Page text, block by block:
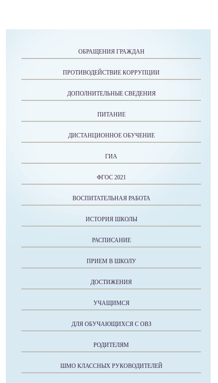
ОБРАЩЕНИЯ ГРАЖДАН
ПРОТИВОДЕЙСТВИЕ КОРРУПЦИИ
ДОПОЛНИТЕЛЬНЫЕ СВЕДЕНИЯ
ПИТАНИЕ
ДИСТАНЦИОННОЕ ОБУЧЕНИЕ
ГИА
ФГОС 2021
ВОСПИТАТЕЛЬНАЯ РАБОТА
ИСТОРИЯ ШКОЛЫ
РАСПИСАНИЕ
ПРИЕМ В ШКОЛУ
ДОСТИЖЕНИЯ
УЧАЩИМСЯ
ДЛЯ ОБУЧАЮЩИХСЯ С ОВЗ
РОДИТЕЛЯМ
ШМО КЛАССНЫХ РУКОВОДИТЕЛЕЙ